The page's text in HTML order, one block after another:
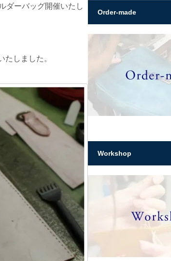
ーバッグ開催いたし
しました。
Order-made
Workshop